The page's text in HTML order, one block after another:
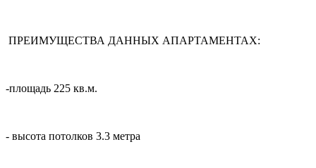
ПРЕИМУЩЕСТВА ДАННЫХ АПАРТАМЕНТАХ:
-площадь 225 кв.м.
- высота потолков 3.3 метра